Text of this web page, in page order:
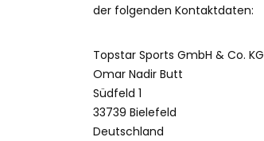
der folgenden Kontaktdaten:
Topstar Sports GmbH & Co. KG
Omar Nadir Butt
Südfeld 1
33739 Bielefeld
Deutschland